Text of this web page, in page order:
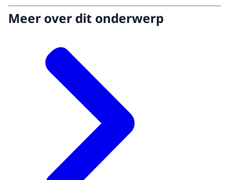
Meer over dit onderwerp